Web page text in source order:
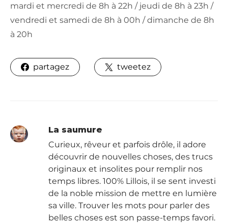
mardi et mercredi de 8h à 22h / jeudi de 8h à 23h /
vendredi et samedi de 8h à 00h / dimanche de 8h
à 20h
partagez tweetez
La saumure
Curieux, rêveur et parfois drôle, il adore
découvrir de nouvelles choses, des trucs
originaux et insolites pour remplir nos
temps libres. 100% Lillois, il se sent investi
de la noble mission de mettre en lumière
sa ville. Trouver les mots pour parler des
belles choses est son passe-temps favori.